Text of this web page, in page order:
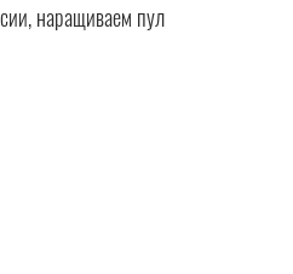
наращиваем пул